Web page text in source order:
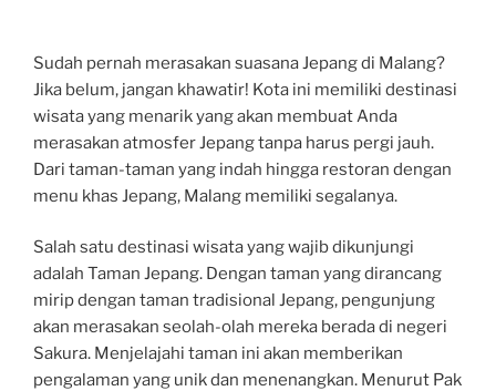
Sudah pernah merasakan suasana Jepang di Malang?
Jika belum, jangan khawatir! Kota ini memiliki destinasi
wisata yang menarik yang akan membuat Anda
merasakan atmosfer Jepang tanpa harus pergi jauh.
Dari taman-taman yang indah hingga restoran dengan
menu khas Jepang, Malang memiliki segalanya.
Salah satu destinasi wisata yang wajib dikunjungi
adalah Taman Jepang. Dengan taman yang dirancang
mirip dengan taman tradisional Jepang, pengunjung
akan merasakan seolah-olah mereka berada di negeri
Sakura. Menjelajahi taman ini akan memberikan
pengalaman yang unik dan menenangkan. Menurut Pak